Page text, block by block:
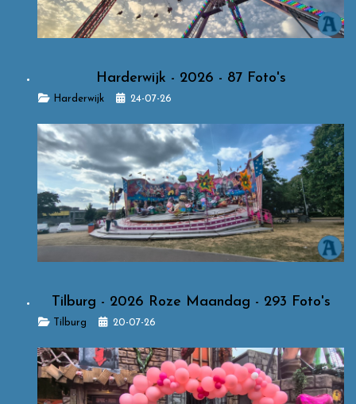
Harderwijk - 2026 - 87 Foto's
DetailsHarderwijk 24-07-26
Tilburg - 2026 Roze Maandag - 293 Foto's
Details
Tilburg 20-07-26